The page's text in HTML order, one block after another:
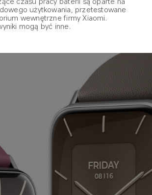
użytkowania, przetestowane
wewnętrzne firmy Xiaomi.
mogą być inne.